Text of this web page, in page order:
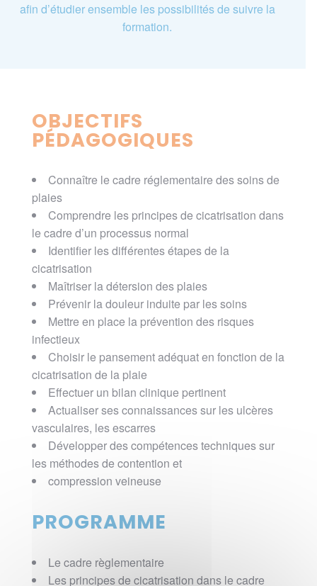
afin d’étudier ensemble les possibilités de suivre la
formation.
OBJECTIFS
PÉDAGOGIQUES
Connaître le cadre réglementaire des soins de
plaies
Comprendre les principes de cicatrisation dans
le cadre d’un processus normal
Identifier les différentes étapes de la
cicatrisation
Maîtriser la détersion des plaies
Prévenir la douleur induite par les soins
Mettre en place la prévention des risques
infectieux
Choisir le pansement adéquat en fonction de la
cicatrisation de la plaie
Effectuer un bilan clinique pertinent
Actualiser ses connaissances sur les ulcères
vasculaires, les escarres
Développer des compétences techniques sur
les méthodes de contention et
compression veineuse
PROGRAMME
Le cadre règlementaire
Les principes de cicatrisation dans le cadre